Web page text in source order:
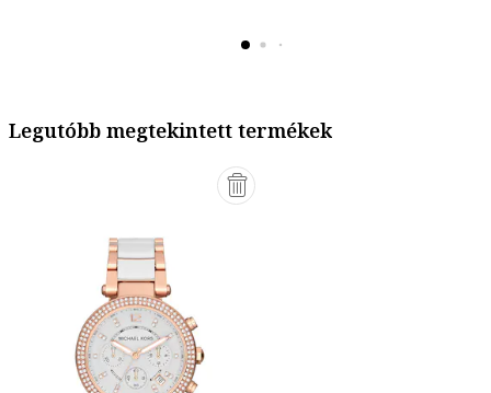
Legutóbb megtekintett termékek